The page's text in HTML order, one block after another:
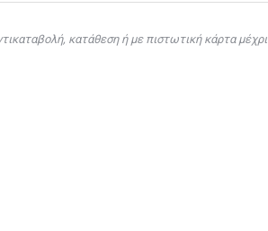
κατάθεση ή με πιστωτική κάρτα μέχρι